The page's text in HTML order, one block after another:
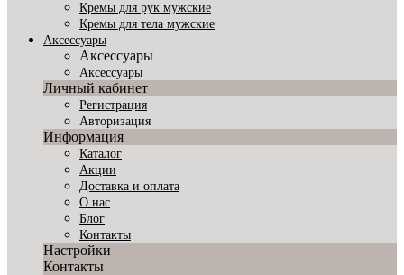
Кремы для рук мужские
Кремы для тела мужские
Аксессуары
Аксессуары
Аксессуары
Личный кабинет
Регистрация
Авторизация
Информация
Каталог
Акции
Доставка и оплата
О нас
Блог
Контакты
Настройки
Контакты